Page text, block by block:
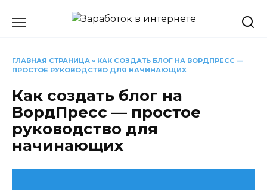
ГЛАВНАЯ СТРАНИЦА » КАК СОЗДАТЬ БЛОГ НА ВОРДПРЕСС —
ПРОСТОЕ РУКОВОДСТВО ДЛЯ НАЧИНАЮЩИХ
Как создать блог на
ВордПресс — простое
руководство для
начинающих